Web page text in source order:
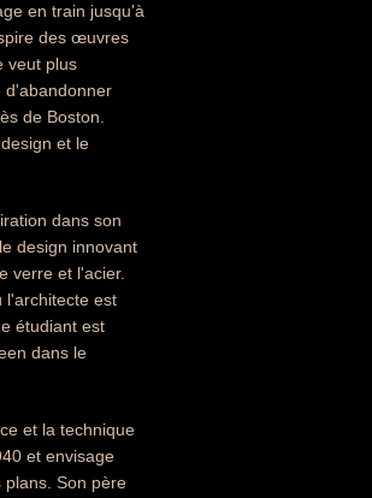
en train jusqu'à
des œuvres
veut plus
d'abandonner
de Boston.
et le
dans son
design innovant
verre et l'acier.
l'architecte est
étudiant est
dans le
et la technique
et envisage
Son père